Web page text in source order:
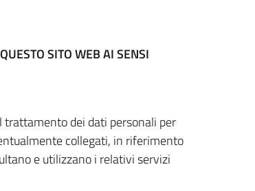
SITO WEBAI SENSI
dei dati personali per
collegati, in riferimento
e utilizzano i relativi servizi